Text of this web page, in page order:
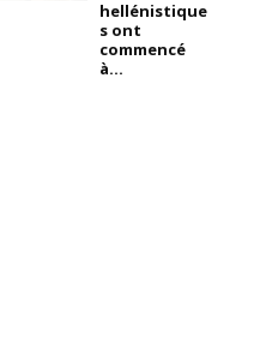
hellénistique
s ont
commencé
à...